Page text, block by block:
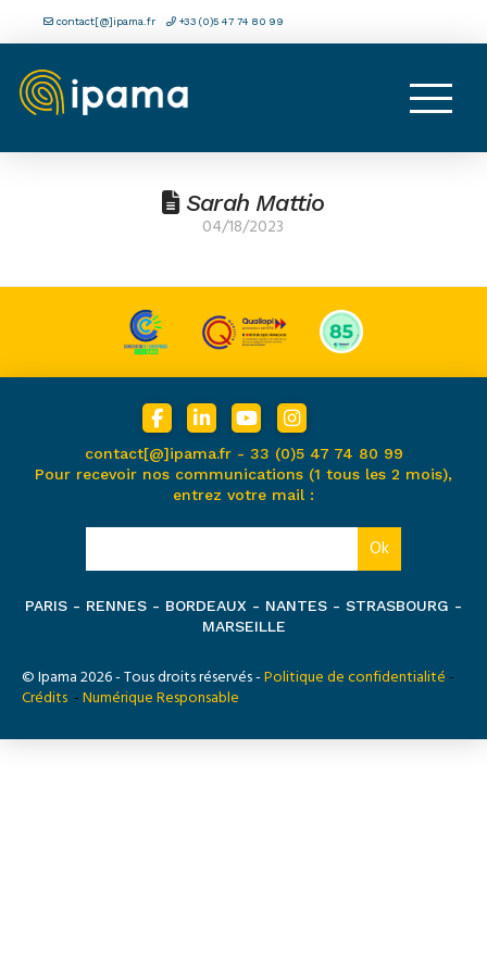
contact[@]ipama.fr +33 (0)5 47 74 80 99
Sarah Mattio
04/18/2023
contact[@]ipama.fr - 33 (0)5 47 74 80 99
Pour recevoir nos communications (1 tous les 2 mois),
entrez votre mail :
PARIS - RENNES - BORDEAUX - NANTES - STRASBOURG -
MARSEILLE
© Ipama 2026 - Tous droits réservés - Politique de confidentialité -
Crédits - Numérique Responsable